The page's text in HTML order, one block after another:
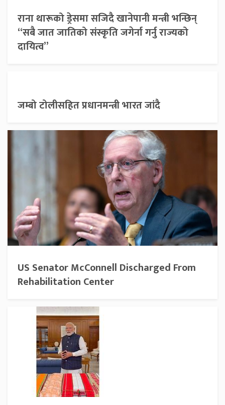
राना थारूको ड्रेसमा सजिदै खानेपानी मन्त्री भन्छिन्
“सबै जात जातिको संस्कृति जगेर्ना गर्नु राज्यको
दायित्व”
जम्बो टोलीसहित प्रधानमन्त्री भारत जांदै
US Senator McConnell Discharged From
Rehabilitation Center